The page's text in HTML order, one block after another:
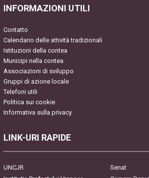
INFORMAZIONI UTILI
Contatto
Calendario delle attività tradizionali
Istituzioni della contea
Municipi nella contea
Associazioni di sviluppo
Gruppi di azione locale
Telefoni utili
Politica sui cookie
Informativa sulla privacy
LINK-URI RAPIDE
UNCJR
Senat